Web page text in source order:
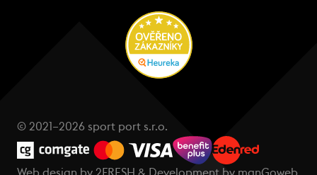
© 2021–2026 sport port s.r.o.